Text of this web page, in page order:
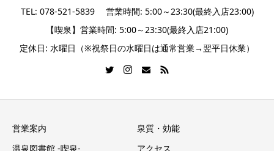
TEL: 078-521-5839 営業時間: 5:00～23:30(最終入店23:00)
【喫泉】営業時間: 5:00～23:30(最終入店21:00)
定休日: 水曜日（※祝祭日の水曜日は通常営業→翌平日休業）
営業案内
泉質・効能
温泉図書館 -喫泉-
アクセス